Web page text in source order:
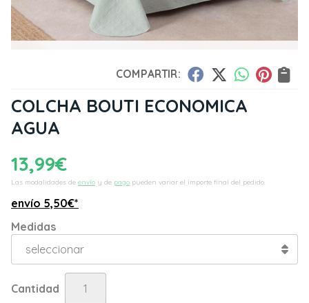
COMPARTIR:
COLCHA BOUTI ECONOMICA
AGUA
13,99€
Las modalidades de envío y de pago pueden variar el importe final del pedido.
envío 5,50€*
Medidas
Cantidad